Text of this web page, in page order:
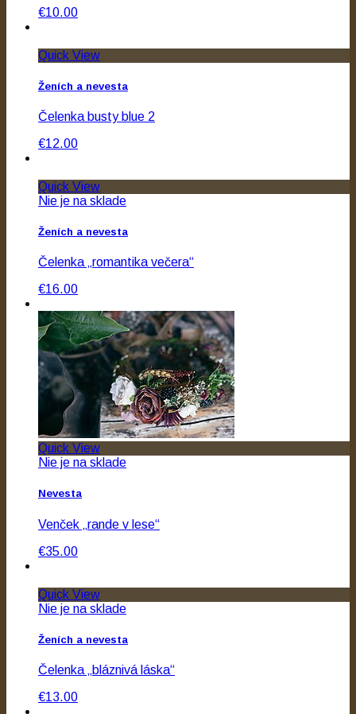
€10.00
Quick View
Ženích a nevesta
Čelenka busty blue 2
€12.00
Quick View
Nie je na sklade
Ženích a nevesta
Čelenka „romantika večera“
€16.00
Quick View
Nie je na sklade
Nevesta
Venček „rande v lese“
€35.00
Quick View
Nie je na sklade
Ženích a nevesta
Čelenka „bláznivá láska“
€13.00